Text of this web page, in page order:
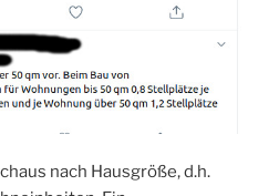
nach Hausgröße, d.h.